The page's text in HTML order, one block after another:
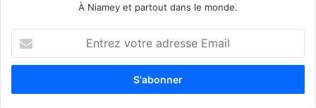
À Niamey et partout dans le monde.
t
e